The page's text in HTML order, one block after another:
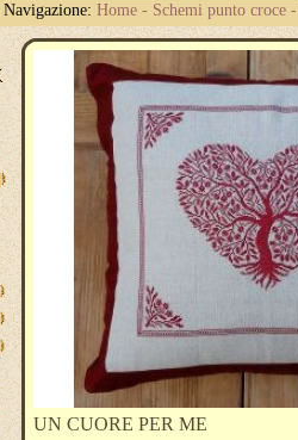
Navigazione: Home - Schemi punto croce -
UN CUORE PER ME